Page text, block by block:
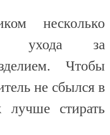
несколько
ухода за
Чтобы
не сбылся в
лучше стирать